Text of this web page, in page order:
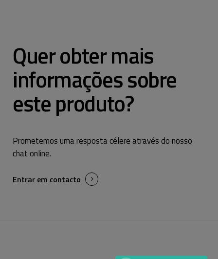
Quer obter mais
informações sobre
este produto?
Prometemos uma resposta célere através do nosso
chat online.
Entrar em contacto